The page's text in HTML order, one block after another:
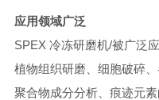
应用领域广泛
SPEX 冷冻研磨机/被广泛
植物组织研磨、细胞破碎
聚合物成分分析、痕迹元